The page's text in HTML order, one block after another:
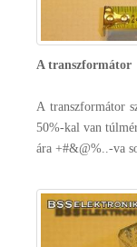
A transzformátor
A transzformátor
50%-kal van
ára +#&@%..-va